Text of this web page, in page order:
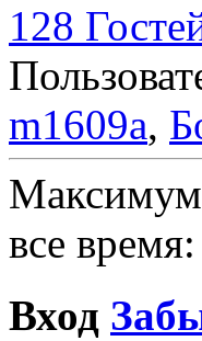
128
m1609a,
все
Вход